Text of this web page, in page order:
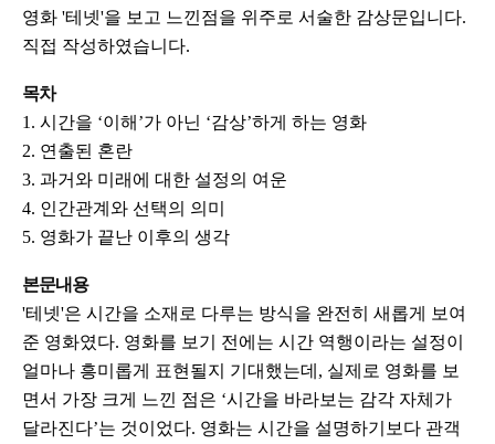
영화 '테넷'을 보고 느낀점을 위주로 서술한 감상문입니다.
직접 작성하였습니다.
목차
1. 시간을 ‘이해’가 아닌 ‘감상’하게 하는 영화
2. 연출된 혼란
3. 과거와 미래에 대한 설정의 여운
4. 인간관계와 선택의 의미
5. 영화가 끝난 이후의 생각
본문내용
'테넷'은 시간을 소재로 다루는 방식을 완전히 새롭게 보여
준 영화였다. 영화를 보기 전에는 시간 역행이라는 설정이
얼마나 흥미롭게 표현될지 기대했는데, 실제로 영화를 보
면서 가장 크게 느낀 점은 ‘시간을 바라보는 감각 자체가
달라진다’는 것이었다. 영화는 시간을 설명하기보다 관객